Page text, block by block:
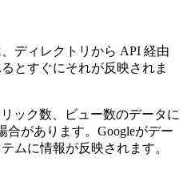
ディレクトリから API 経由
とすぐにそれが反映されま
ック数、ビュー数のデータに
合があります。Googleがデー
ムに情報が反映されます。